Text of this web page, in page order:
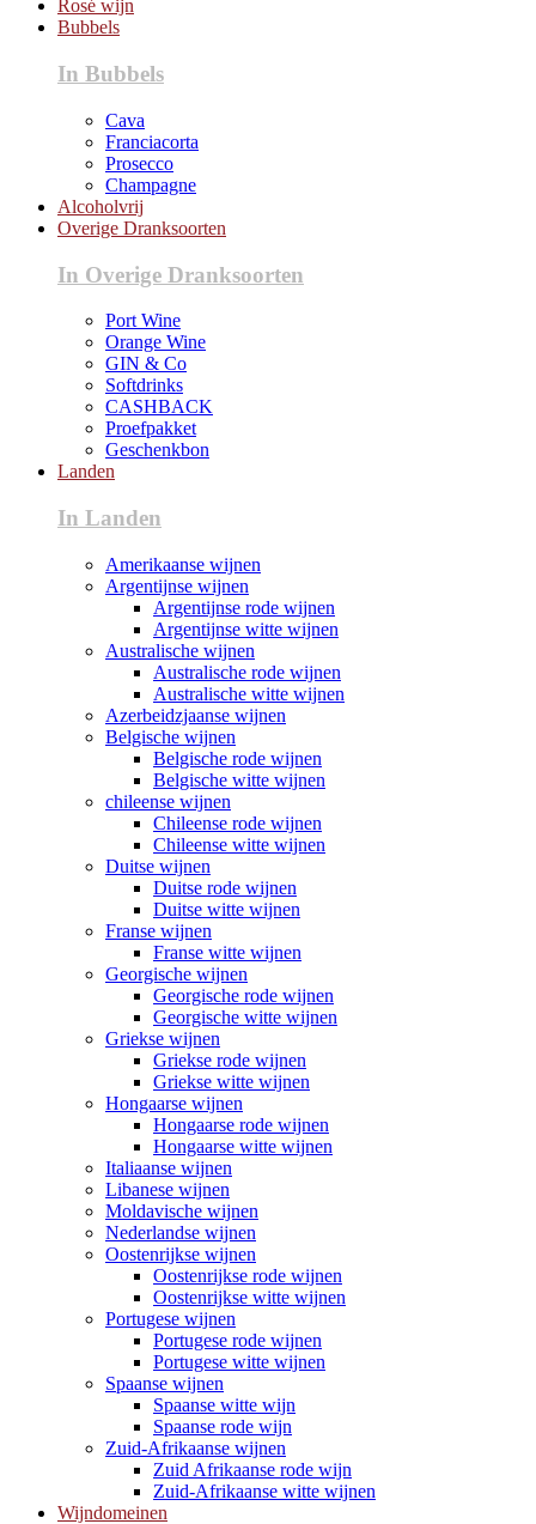
Rosé wijn
Bubbels
In Bubbels
Cava
Franciacorta
Prosecco
Champagne
Alcoholvrij
Overige Dranksoorten
In Overige Dranksoorten
Port Wine
Orange Wine
GIN & Co
Softdrinks
CASHBACK
Proefpakket
Geschenkbon
Landen
In Landen
Amerikaanse wijnen
Argentijnse wijnen
Argentijnse rode wijnen
Argentijnse witte wijnen
Australische wijnen
Australische rode wijnen
Australische witte wijnen
Azerbeidzjaanse wijnen
Belgische wijnen
Belgische rode wijnen
Belgische witte wijnen
chileense wijnen
Chileense rode wijnen
Chileense witte wijnen
Duitse wijnen
Duitse rode wijnen
Duitse witte wijnen
Franse wijnen
Franse witte wijnen
Georgische wijnen
Georgische rode wijnen
Georgische witte wijnen
Griekse wijnen
Griekse rode wijnen
Griekse witte wijnen
Hongaarse wijnen
Hongaarse rode wijnen
Hongaarse witte wijnen
Italiaanse wijnen
Libanese wijnen
Moldavische wijnen
Nederlandse wijnen
Oostenrijkse wijnen
Oostenrijkse rode wijnen
Oostenrijkse witte wijnen
Portugese wijnen
Portugese rode wijnen
Portugese witte wijnen
Spaanse wijnen
Spaanse witte wijn
Spaanse rode wijn
Zuid-Afrikaanse wijnen
Zuid Afrikaanse rode wijn
Zuid-Afrikaanse witte wijnen
Wijndomeinen